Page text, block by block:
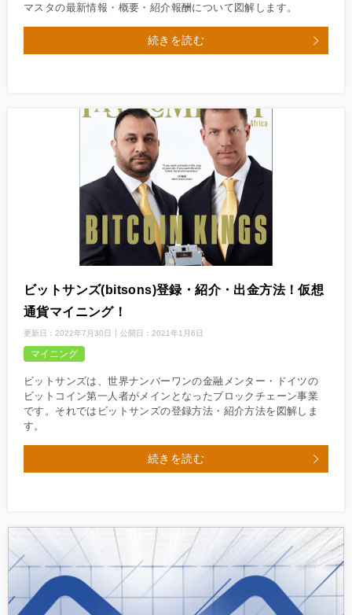
マスタの最新情報・概要・紹介報酬について図解します。
続きを読む
ビットサンズ(bitsons)登録・紹介・出金方法！仮想
通貨マイニング！
更新日： 2022年7月30日 公開日： 2021年1月6日
マイニング
ビットサンズは、世界ナンバーワンの金融メンター・ドイツの
ビットコイン第一人者がメインとなったブロックチェーン事業
です。それではビットサンズの登録方法・紹介方法を図解しま
す。
続きを読む